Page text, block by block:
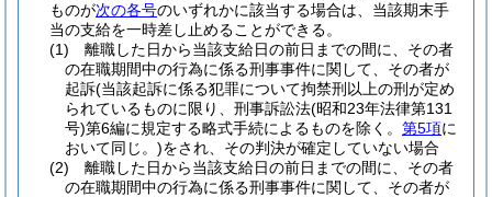
ものが次の各号のいずれかに該当する場合は、当該期末手
当の支給を一時差し止めることができる。
(1)
離職した日から当該支給日の前日までの間に、その者
の在職期間中の行為に係る刑事事件に関して、その者が
起訴(当該起訴に係る犯罪について拘禁刑以上の刑が定め
られているものに限り、刑事訴訟法(昭和23年法律第131
号)第6編に規定する略式手続によるものを除く。 第5項に
おいて同じ。)をされ、その判決が確定していない場合
(2)
離職した日から当該支給日の前日までの間に、その者
の在職期間中の行為に係る刑事事件に関して、その者が